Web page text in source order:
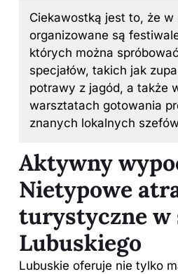
Ciekawostką jest to, że w
organizowane są
których można
specjałów, takich jak
potrawy z jagód, a także
warsztatach gotowania
znanych lokalnych
Aktywny
Nietypowe
turystyczne w
Lubuskiego
Lubuskie oferuje nie tylko